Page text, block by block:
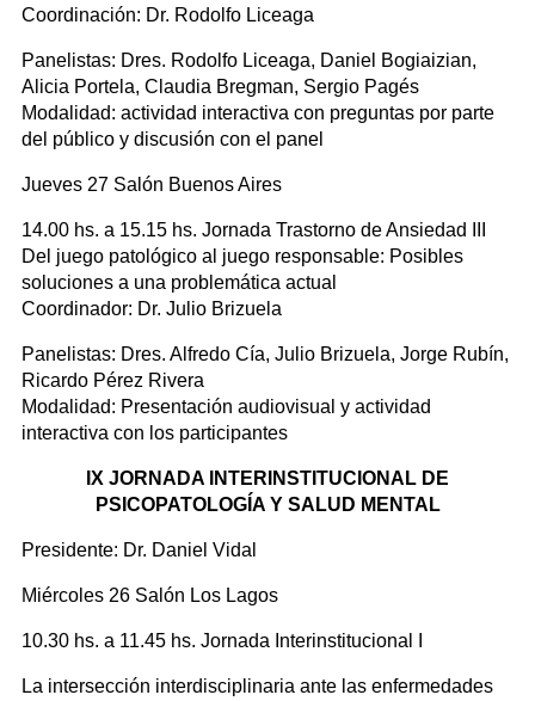
Coordinación: Dr. Rodolfo Liceaga
Panelistas: Dres. Rodolfo Liceaga, Daniel Bogiaizian,
Alicia Portela, Claudia Bregman, Sergio Pagés
Modalidad: actividad interactiva con preguntas por parte
del público y discusión con el panel
Jueves 27 Salón Buenos Aires
14.00 hs. a 15.15 hs. Jornada Trastorno de Ansiedad III
Del juego patológico al juego responsable: Posibles
soluciones a una problemática actual
Coordinador: Dr. Julio Brizuela
Panelistas: Dres. Alfredo Cía, Julio Brizuela, Jorge Rubín,
Ricardo Pérez Rivera
Modalidad: Presentación audiovisual y actividad
interactiva con los participantes
IX JORNADA INTERINSTITUCIONAL DE
PSICOPATOLOGÍA Y SALUD MENTAL
Presidente: Dr. Daniel Vidal
Miércoles 26 Salón Los Lagos
10.30 hs. a 11.45 hs. Jornada Interinstitucional I
La intersección interdisciplinaria ante las enfermedades